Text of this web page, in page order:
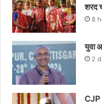
शरद
8
युवा
2
CJP